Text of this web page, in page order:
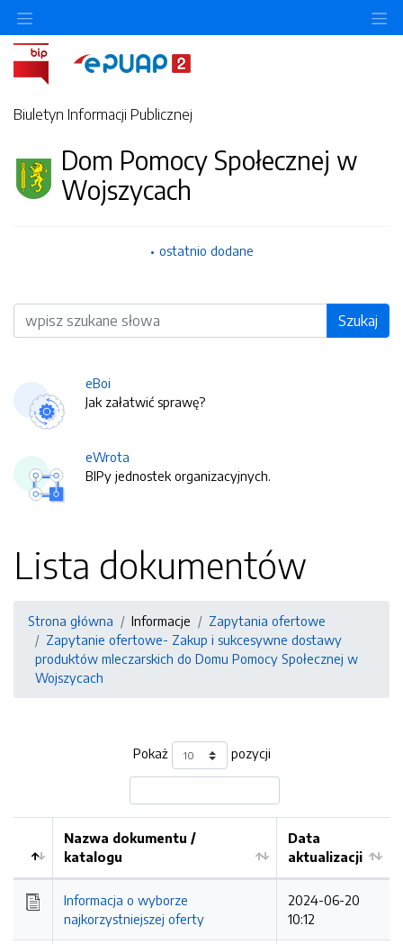
Biuletyn Informacji Publicznej
Dom Pomocy Społecznej w
Wojszycach
ostatnio dodane
Wyszukiwarka Szukaj
eBoi
Jak załatwić sprawę?
eWrota
BIPy jednostek organizacyjnych.
Lista dokumentów
Strona główna Informacje
Zapytania ofertowe
Zapytanie ofertowe- Zakup i sukcesywne dostawy
produktów mleczarskich do Domu Pomocy Społecznej w
Wojszycach
Pokaż pozycji
Nazwa dokumentu /
katalogu
Data
aktualizacji
Informacja o wyborze
najkorzystniejszej oferty
2024-06-20
10:12